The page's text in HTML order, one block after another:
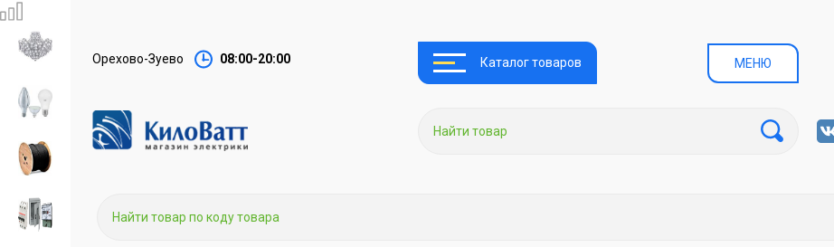
Орехово-Зуево 08:00-20:00 Каталог товаров МЕНЮ